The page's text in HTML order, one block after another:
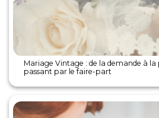
Mariage Vintage : de la demande à
passant par le faire-part